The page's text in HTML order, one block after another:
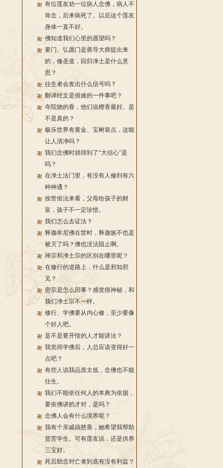
有位莲友劝一位病人念佛，病人不
肯念，后来病死了。以后这个莲友
身体一直不好。
佛知道我们心里的愿望吗？
要门、弘愿门是善导大师提出来
的，修圣道，回归净土是什么意
思？
往生者会发出什么信号吗？
翻译经文是很难的一件事吧？
寺院烧的香，他们说檀香最好。是
不是真的？
极乐世界有黄金、宝树装点，这能
让人清净吗？
我们念佛时就得到了“大信心”是
吗？
在净土法门里，有没有人修到有六
种神通？
按世俗法来看，父母给孩子的财
富，孩子不一定珍惜。
我们怎么去证法？
释迦牟尼佛在世时，释迦族不也是
被灭了吗？佛也没法阻止啊。
禅宗和净土宗的区别在哪里呢？
在修行的道路上，什么是邪知邪
见？
密宗是怎么回事？感觉很神秘，和
我们净土宗不一样。
修行、学佛要从内心修，至少要像
个好人吧。
是不是要开悟的人才能讲法？
我觉得学佛后，人总应该变得好一
点吧？
有些人说我品质太低，念佛也不能
往生。
我们不能依任何人的本典为依据，
要依佛讲的才对，是吗？
念佛人会有什么境界呢？
我有个亲戚搞慈善，她希望我帮助
贫苦学生。可有莲友说，还是供养
三宝好。
死后助念对亡者到底有没有利益？